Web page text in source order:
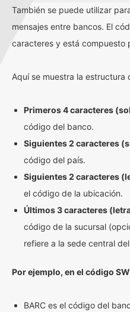
También se puede utilizar
mensajes entre bancos. El
caracteres y está compuesto
Aquí se muestra la estructura
Primeros 4 caracteres
código del banco.
Siguientes 2 caracteres
código del país.
Siguientes 2 caracteres
el código de la ubicación.
Últimos 3 caracteres
código de la sucursal
refiere a la sede central
Por ejemplo, en el código
BARC es el código del